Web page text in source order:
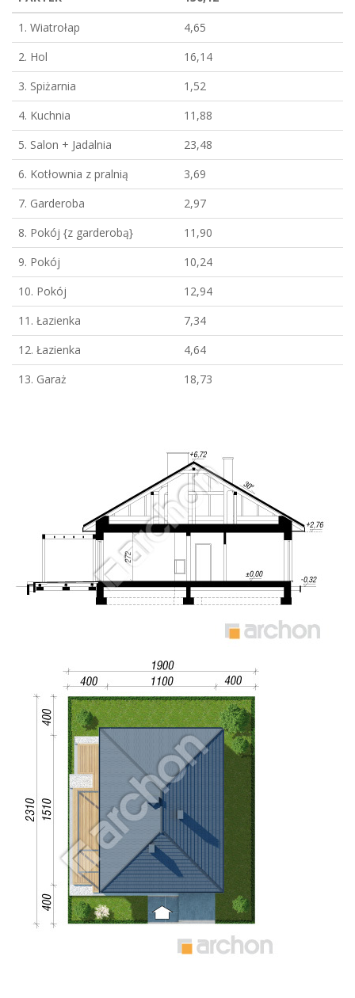
1. Wiatrołap
4,65
2. Hol
16,14
3. Spiżarnia
1,52
4. Kuchnia
11,88
5. Salon + Jadalnia
23,48
6. Kotłownia z pralnią
3,69
7. Garderoba
2,97
8. Pokój {z garderobą}
11,90
9. Pokój
10,24
10. Pokój
12,94
11. Łazienka
7,34
12. Łazienka
4,64
13. Garaż
18,73